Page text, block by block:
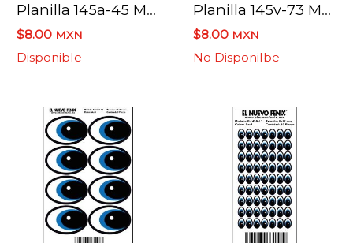
Planilla 145a-45 Mm Ojo Azul 18 Pzas. Nacional 45 X 31 Mm
$8.00 MXN
Disponible
Planilla 145v-73 Mm Ojo Verde 8 Pzas. Nacional 48 X 73 Mm
$8.00 MXN
No Disponilbe